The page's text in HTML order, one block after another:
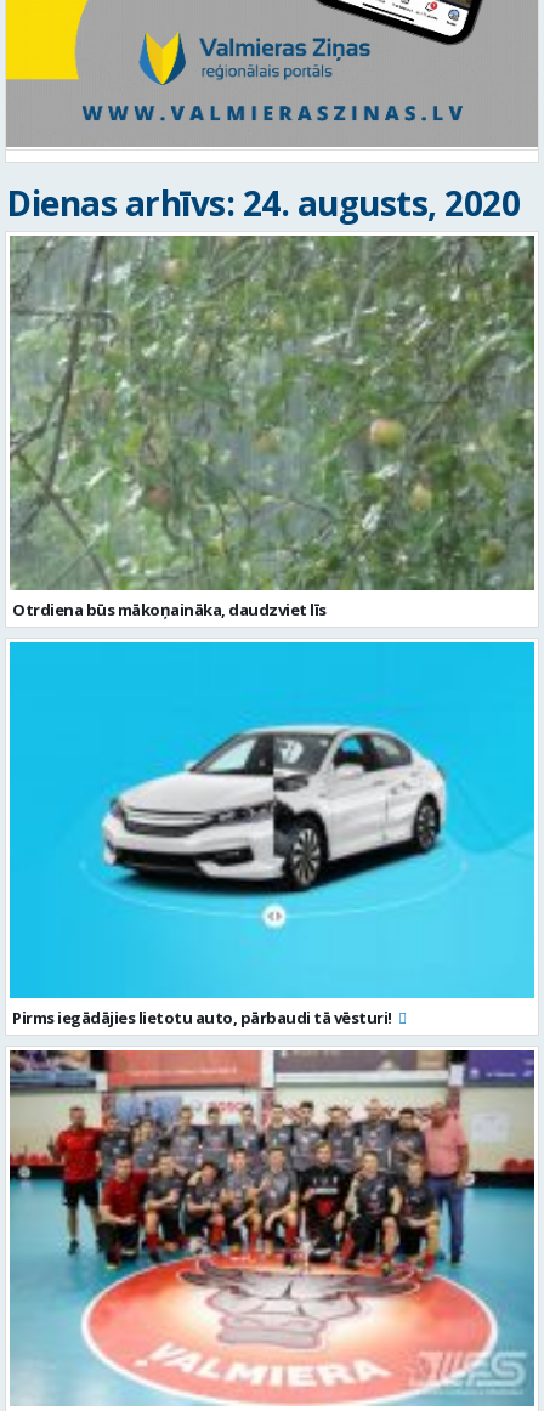
Dienas arhīvs: 24. augusts, 2020
Otrdiena būs mākoņaināka, daudzviet līs
Pirms iegādājies lietotu auto, pārbaudi tā vēsturi!